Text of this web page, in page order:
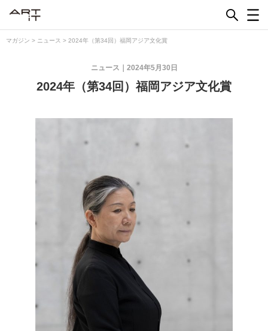
マガジン > ニュース > 2024年（第34回）福岡アジア文化賞
2024年5月30日
ニュース
2024年（第34回）福岡アジア文化賞